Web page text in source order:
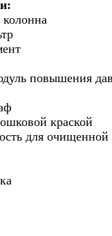
колонна
повышения
краской
для